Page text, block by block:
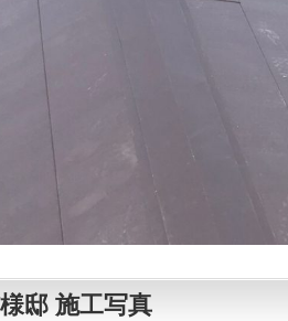
邸 施工写真